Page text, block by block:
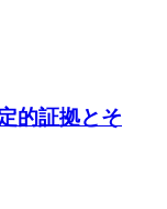
的証拠とそ